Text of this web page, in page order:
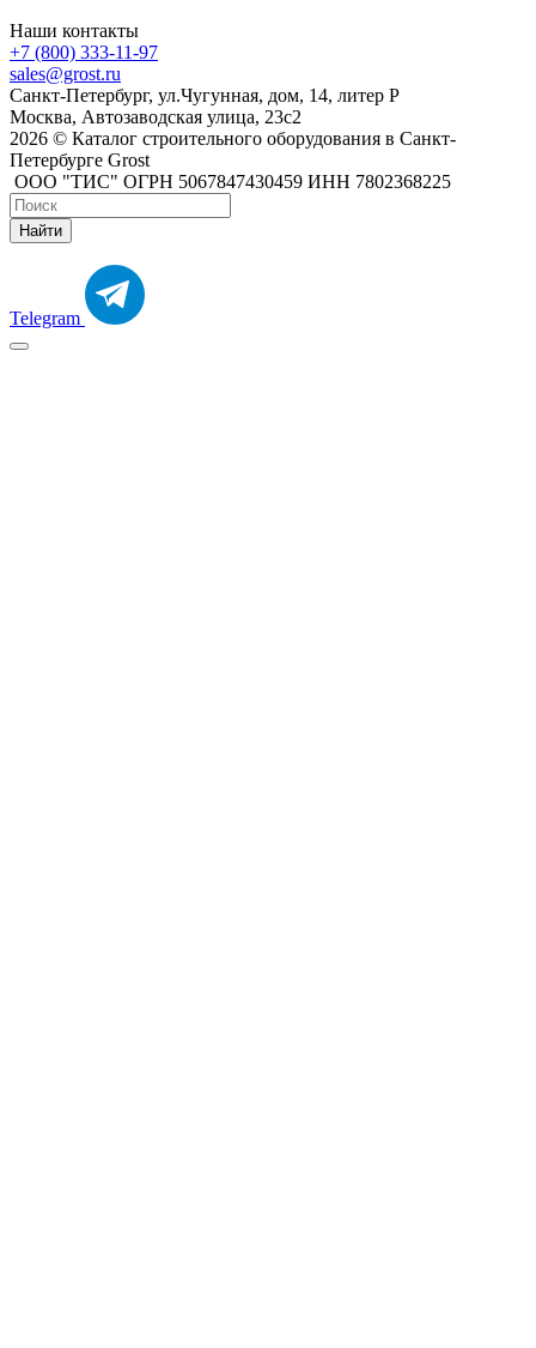
Наши контакты
+7 (800) 333-11-97
sales@grost.ru
Санкт-Петербург, ул.Чугунная, дом, 14, литер Р
Москва, Автозаводская улица, 23с2
2026 © Каталог строительного оборудования в Санкт-
Петербурге Grost
ООО "ТИС" ОГРН 5067847430459 ИНН 7802368225
Найти
Telegram